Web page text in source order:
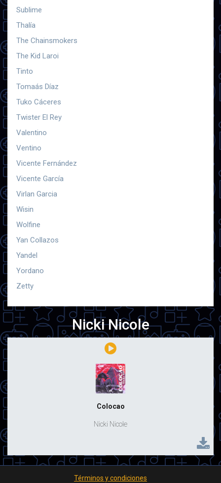
Sublime
Thalía
The Chainsmokers
The Kid Laroi
Tinto
Tomaás Díaz
Tuko Cáceres
Twister El Rey
Valentino
Ventino
Vicente Fernández
Vicente García
Virlan Garcia
Wisin
Wolfine
Yan Collazos
Yandel
Yordano
Zetty
Nicki Nicole
Colocao
Nicki Nicole
Términos y condiciones